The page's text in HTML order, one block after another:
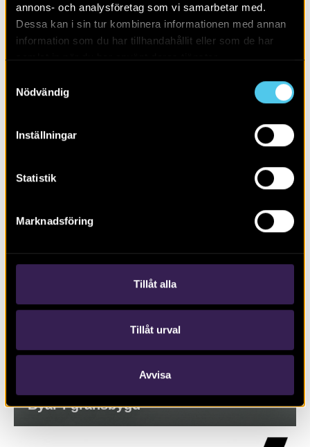
annons- och analysföretag som vi samarbetar med.
Dessa kan i sin tur kombinera informationen med annan
information som du har tillhandahållit eller som de har
Nödvändig
Inställningar
Statistik
Marknadsföring
Tillåt alla
Tillåt urval
Avvisa
De obesuttnas arkeologi och kulturarv
Byar i gränsbygd